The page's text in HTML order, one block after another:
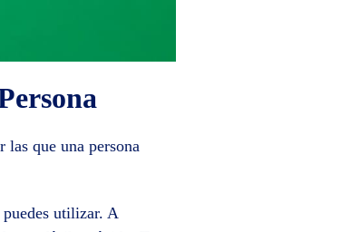
las que una persona
utilizar. A